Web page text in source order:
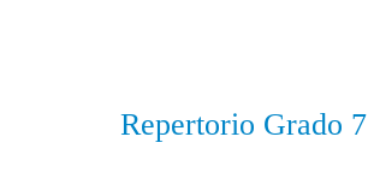
Repertorio Grado 7